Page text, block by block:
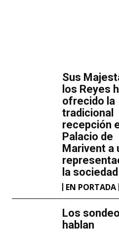
​Sus
los Reyes
ofrecido la
tradicional
recepción
Palacio de
Marivent​ a
la
EN PORTADA
Los
hablan